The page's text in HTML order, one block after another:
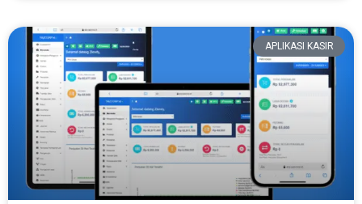
APLIKASI KASIR